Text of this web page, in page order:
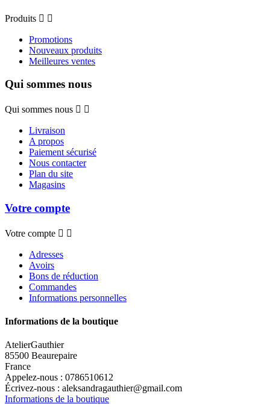
Produits  
Promotions
Nouveaux produits
Meilleures ventes
Qui sommes nous
Qui sommes nous  
Livraison
A propos
Paiement sécurisé
Nous contacter
Plan du site
Magasins
Votre compte
Votre compte  
Adresses
Avoirs
Bons de réduction
Commandes
Informations personnelles
Informations de la boutique
AtelierGauthier
85500 Beaurepaire
France
Appelez-nous : 0786510612
Écrivez-nous : aleksandragauthier@gmail.com
Informations de la boutique